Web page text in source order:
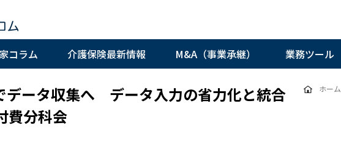
コラム 介護保険最新情報 M&A（事業承継） 業務ツール
データ収集へ データ入力の省力化と統合
費分科会
ホーム